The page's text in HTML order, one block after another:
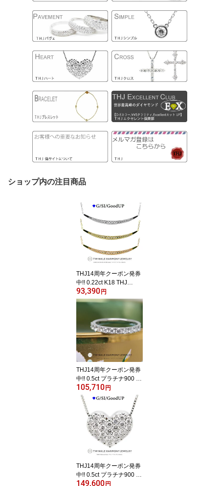
ショップ内の注目商品
THJ14周年クーポン発券
中!! 0.22ct K18 THJ
「縁」Smiley〜スマイリ
ーネックレス D0.22ct ラ
イン グラデーション 笑
顔 高品質SIクラス以上 1
8金 18k ネックレス プレ
ゼント あずきチェーン
93,390 円
THJ14周年クーポン発券
中!! 0.5ct プラチナ900 T
HJ「麗-eleven」エタニ
ティリング D0.5ct ハー
フエタニティ リング 高
品質SIクラス以上 11石
プラチナ パヴェリング
ファランジリング 人気
プレゼント 指輪
105,710 円
THJ14周年クーポン発券
中!! 0.5ct プラチナ900 T
HJ Sweet Heart パヴェハ
149,600 円